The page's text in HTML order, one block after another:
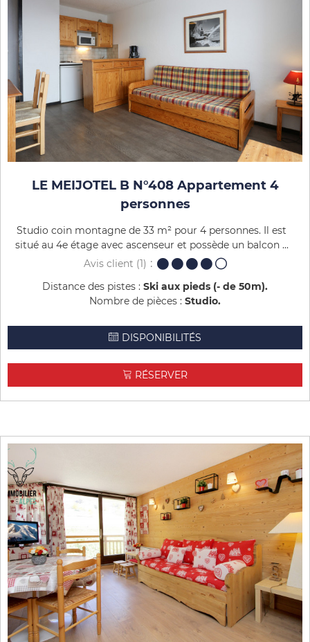
LE MEIJOTEL B N°408 Appartement 4
personnes
Studio coin montagne de 33 m² pour 4 personnes. Il est
situé au 4e étage avec ascenseur et possède un balcon ...
Avis client (1)
Distance des pistes : Ski aux pieds (- de 50m)
Nombre de pièces : Studio
DISPONIBILITÉS
RÉSERVER